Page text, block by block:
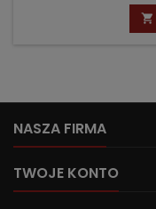

NASZA FIRMA
TWOJE KONTO